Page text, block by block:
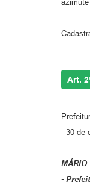
azimute
Art.
30 de
MÁRIO
-